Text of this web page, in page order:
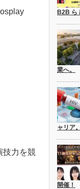
技力を競
B2B ら
業へ。
ャリア。
開催！